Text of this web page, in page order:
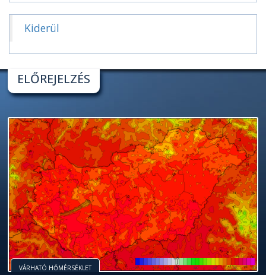
Kiderül
ELŐREJELZÉS
VÁRHATÓ HŐMÉRSÉKLET